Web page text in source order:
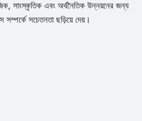
সাংস্কৃতিক এবং অর্থনৈতিক উন্নয়নের জন্য
সম্পর্কে সচেতনতা ছড়িয়ে দেয়।